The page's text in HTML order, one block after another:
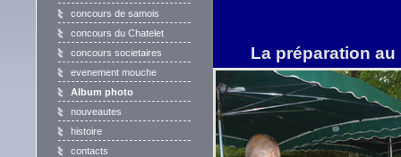
concours de samois
concours du Chatelet
concours societaires
evenement mouche
Album photo
nouveautes
histoire
contacts
La préparation au